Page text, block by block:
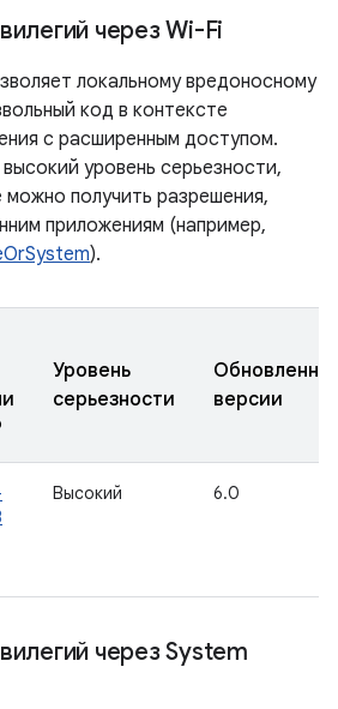
через Wi-Fi
локальному вредоносному
код в контексте
с расширенным доступом.
уровень серьезности,
можно получить разрешения,
приложениям (например,
).
Уровень
серьезности
версии
Высокий 6.0
через System